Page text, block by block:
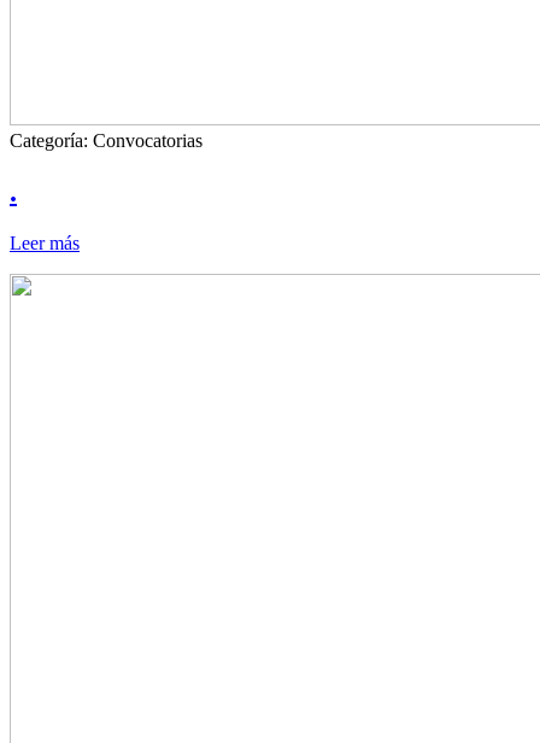
Categoría: Convocatorias
.
Leer más